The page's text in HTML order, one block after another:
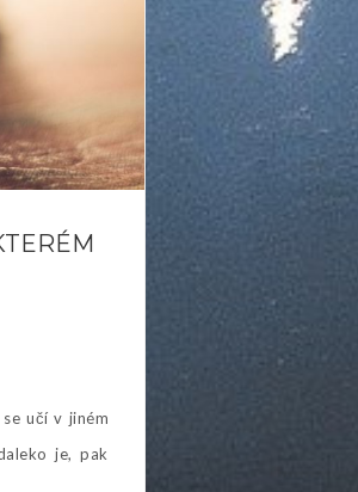
učí v jiném
je, pak